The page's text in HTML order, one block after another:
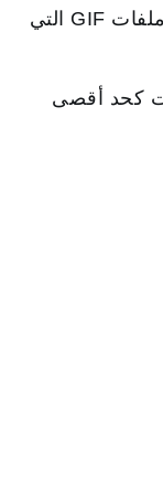
ملحوظة: سيتم عرض ملفات GIF التي